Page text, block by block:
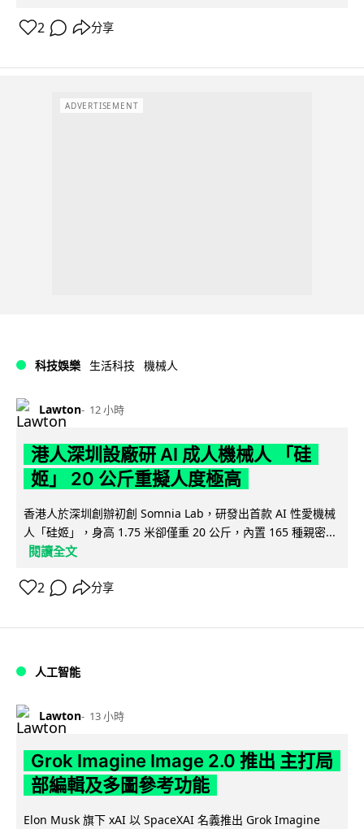
2 分享
ADVERTISEMENT
科技娛樂 生活科技 機械人
Lawton 12 小時
港人深圳設廠研 AI 成人機械人 「硅
姬」 20 公斤重擬人度極高
香港人於深圳創辦初創 Somnia Lab，研發出首款 AI 性愛機械
人「硅姬」，身高 1.75 米卻僅重 20 公斤，內置 165 種親密...
閱讀全文
2 分享
人工智能
Lawton 13 小時
Grok Imagine Image 2.0 推出 主打局
部編輯及多圖參考功能
Elon Musk 旗下 xAI 以 SpaceXAI 名義推出 Grok Imagine